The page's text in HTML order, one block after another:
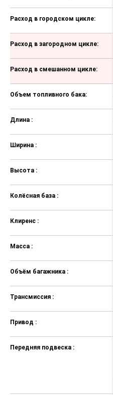
Передние
Задние
Расход в городском цикле:
Расход в загородном цикле:
Расход в смешанном цикле:
Объем топливного бака:
Длина :
Ширина :
Высота :
Колёсная база :
Клиренс :
Масса :
Объём багажника :
Трансмиссия :
Привод :
Передняя подвеска :